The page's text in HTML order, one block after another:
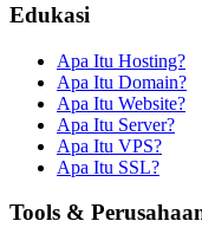
Edukasi
Apa Itu Hosting?
Apa Itu Domain?
Apa Itu Website?
Apa Itu Server?
Apa Itu VPS?
Apa Itu SSL?
Tools &